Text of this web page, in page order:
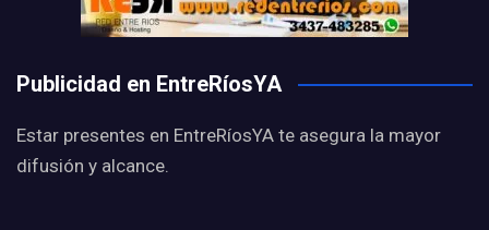
Publicidad en EntreRíosYA
Estar presentes en EntreRíosYA te asegura la mayor
difusión y alcance.